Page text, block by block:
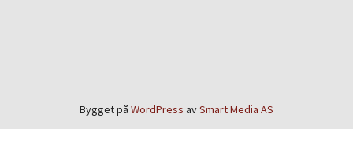
Bygget på WordPress avSmart Media AS